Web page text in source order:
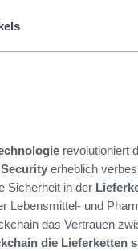
revolutioniert
erheblich
Sicherheit in der
Lebensmittel- und
das Vertrauen
die Lieferketten